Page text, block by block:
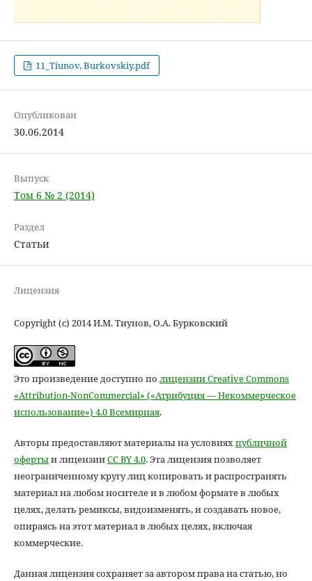
11_Tiunov, Burkovskiy.pdf
Опубликован
30.06.2014
Выпуск
Том 6 № 2 (2014)
Раздел
Статьи
Лицензия
Copyright (c) 2014 И.М. Тиунов, О.А. Бурковский
Это произведение доступно по лицензии Creative Commons
«Attribution-NonCommercial» («Атрибуция — Некоммерческое
использование») 4.0 Всемирная.
Авторы предоставляют материалы на условияхпубличной
офертыи лицензииCC BY 4.0. Эта лицензия позволяет
неограниченному кругу лиц копировать и распространять
материал на любом носителе и в любом формате в любых
целях, делать ремиксы, видоизменять, и создавать новое,
опираясь на этот материал в любых целях, включая
коммерческие.
Данная лицензия сохраняет за автором права на статью, но